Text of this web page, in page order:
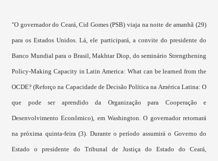
"O governador do Ceará, Cid Gomes (PSB) viaja na noite de amanhã (29)
para os Estados Unidos. Lá, ele participará, a convite do presidente do
Banco Mundial para o Brasil, Makhtar Diop, do seminário Strengthening
Policy-Making Capacity in Latin America: What can be learned from the
OCDE? (Reforço na Capacidade de Decisão Política na América Latina: O
que pode ser aprendido da Organização para Cooperação e
Desenvolvimento Econômico), em Washington. O governador retornará
na próxima quinta-feira (3). Durante o período assumirá o Governo do
Estado o presidente do Tribunal de Justiça do Estado do Ceará,